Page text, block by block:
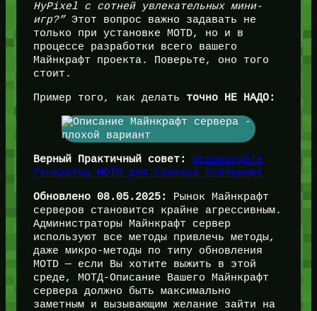
HyPixel с сотней увлекательных мини-
игр?”Этот вопрос важно задавать не
только при установке MOTD, но и в
процессе разработки всего вашего
Майнкрафт проекта. Поверьте, оно того
стоит.
Пример того, как делать точно НЕ НАДО:
Верный Практичный совет:
Используйте
Генератор MOTD для Сервера Майнкрафт
Обновлено 08.05.2025:
Рынок Майнкрафт
серверов становится крайне агрессивным.
Администраторы Майнкрафт сервер
используют все методы привлечь методы,
даже микро-методы по типу обновления
MOTD — если Вы хотите выжить в этой
среде, МОТД-Описание Вашего Майнкрафт
сервера должно быть максимально
заметным и вызывающим желание зайти на